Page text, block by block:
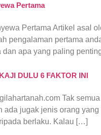
Pertama
Pertama Artikel asal
pengalaman pertama
apa yang paling
DULU 6 FAKTOR INI
Tak
ada jugak jenis orang
berlaku. Kalau […]